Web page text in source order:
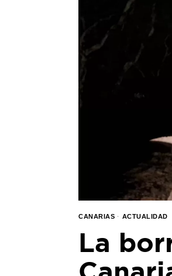
CANARIAS · ACTUALIDAD
La